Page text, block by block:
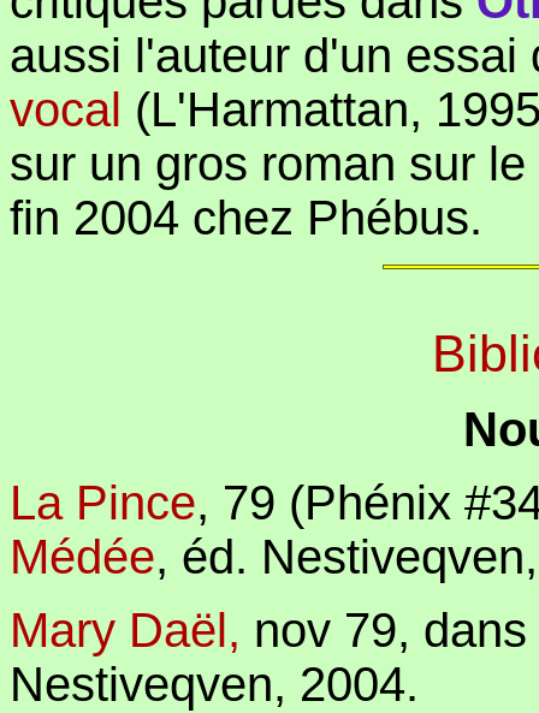
aussi l'auteur d'un essai
vocal (L'Harmattan,
sur un gros roman sur
fin 2004 chez Phébus.
La Pince, 79 (Phénix
Médée, éd.
Mary Daël, nov 79, dans
Nestiveqven, 2004.